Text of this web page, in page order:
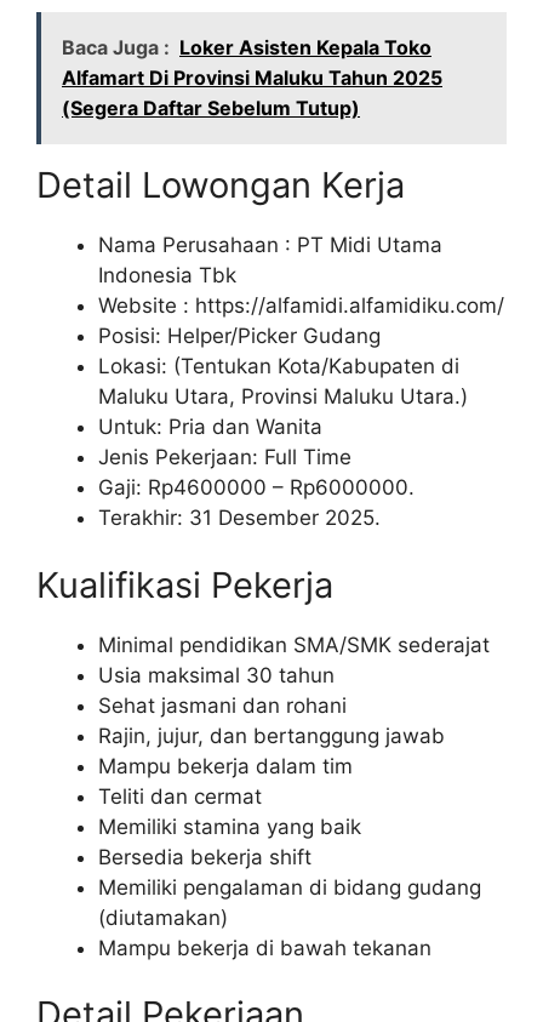
Baca Juga : Loker Asisten Kepala Toko
Alfamart Di Provinsi Maluku Tahun 2025
(Segera Daftar Sebelum Tutup)
Detail Lowongan Kerja
Nama Perusahaan : PT Midi Utama
Indonesia Tbk
Website : https://alfamidi.alfamidiku.com/
Posisi: Helper/Picker Gudang
Lokasi: (Tentukan Kota/Kabupaten di
Maluku Utara, Provinsi Maluku Utara.)
Untuk: Pria dan Wanita
Jenis Pekerjaan: Full Time
Gaji: Rp4600000 – Rp6000000.
Terakhir: 31 Desember 2025.
Kualifikasi Pekerja
Minimal pendidikan SMA/SMK sederajat
Usia maksimal 30 tahun
Sehat jasmani dan rohani
Rajin, jujur, dan bertanggung jawab
Mampu bekerja dalam tim
Teliti dan cermat
Memiliki stamina yang baik
Bersedia bekerja shift
Memiliki pengalaman di bidang gudang
(diutamakan)
Mampu bekerja di bawah tekanan